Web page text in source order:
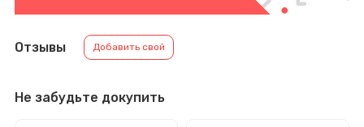
Отзывы Добавить свой
Не забудьте докупить